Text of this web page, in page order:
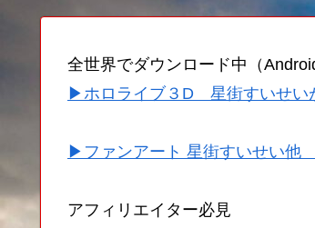
かっ
全世界でダウンロード中（
▶ホロライブ３D 星街すいせい
▶ファンアート 星街すいせい他
アフィリエイター必見